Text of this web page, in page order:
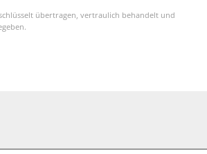
übertragen, vertraulich behandelt und